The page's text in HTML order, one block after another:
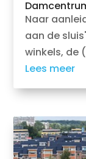
Naar
aan de
winkels, de
Lees meer